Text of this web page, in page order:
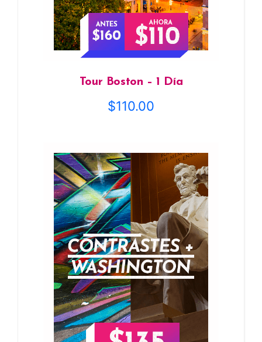
Tour Boston – 1 Día
$110.00